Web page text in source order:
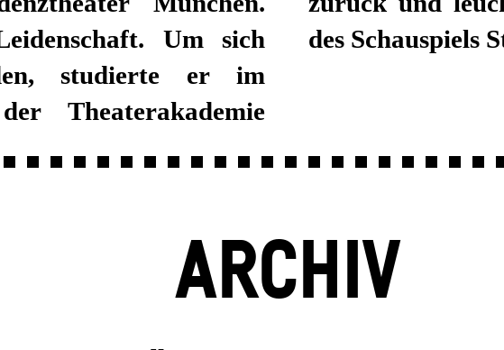
Um sich
studierte er im
Theaterakademie
des Schauspiels
ARCHIV